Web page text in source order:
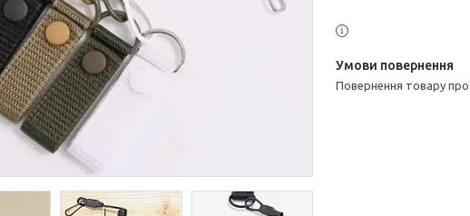
повернення товару